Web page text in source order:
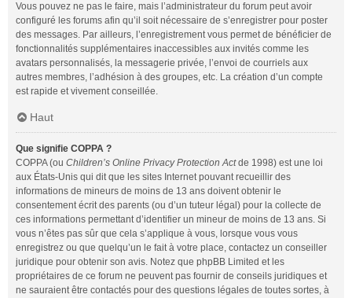
Vous pouvez ne pas le faire, mais l’administrateur du forum peut avoir
configuré les forums afin qu’il soit nécessaire de s’enregistrer pour poster
des messages. Par ailleurs, l’enregistrement vous permet de bénéficier de
fonctionnalités supplémentaires inaccessibles aux invités comme les
avatars personnalisés, la messagerie privée, l’envoi de courriels aux
autres membres, l’adhésion à des groupes, etc. La création d’un compte
est rapide et vivement conseillée.
Haut
Que signifie COPPA ?
COPPA (ou Children’s Online Privacy Protection Actde 1998) est une loi
aux États-Unis qui dit que les sites Internet pouvant recueillir des
informations de mineurs de moins de 13 ans doivent obtenir le
consentement écrit des parents (ou d’un tuteur légal) pour la collecte de
ces informations permettant d’identifier un mineur de moins de 13 ans. Si
vous n’êtes pas sûr que cela s’applique à vous, lorsque vous vous
enregistrez ou que quelqu’un le fait à votre place, contactez un conseiller
juridique pour obtenir son avis. Notez que phpBB Limited et les
propriétaires de ce forum ne peuvent pas fournir de conseils juridiques et
ne sauraient être contactés pour des questions légales de toutes sortes, à